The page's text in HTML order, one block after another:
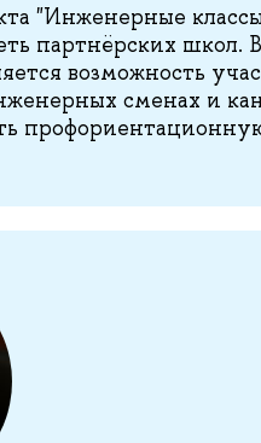
"Инженерные
партнёрских школ.
возможность
сменах и